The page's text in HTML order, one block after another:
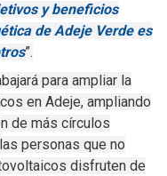
y beneficios
de Adeje Verde es
”.
para ampliar la
en Adeje, ampliando
de más círculos
personas que no
disfruten de